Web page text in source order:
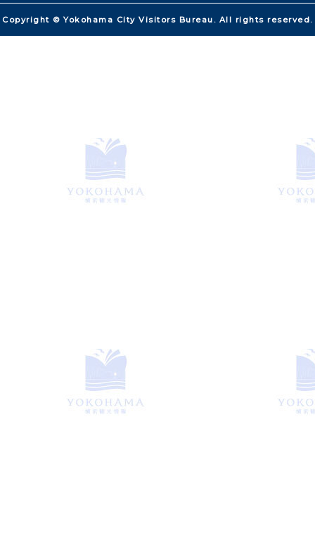
Copyright © Yokohama City Visitors Bureau. All rights reserved.